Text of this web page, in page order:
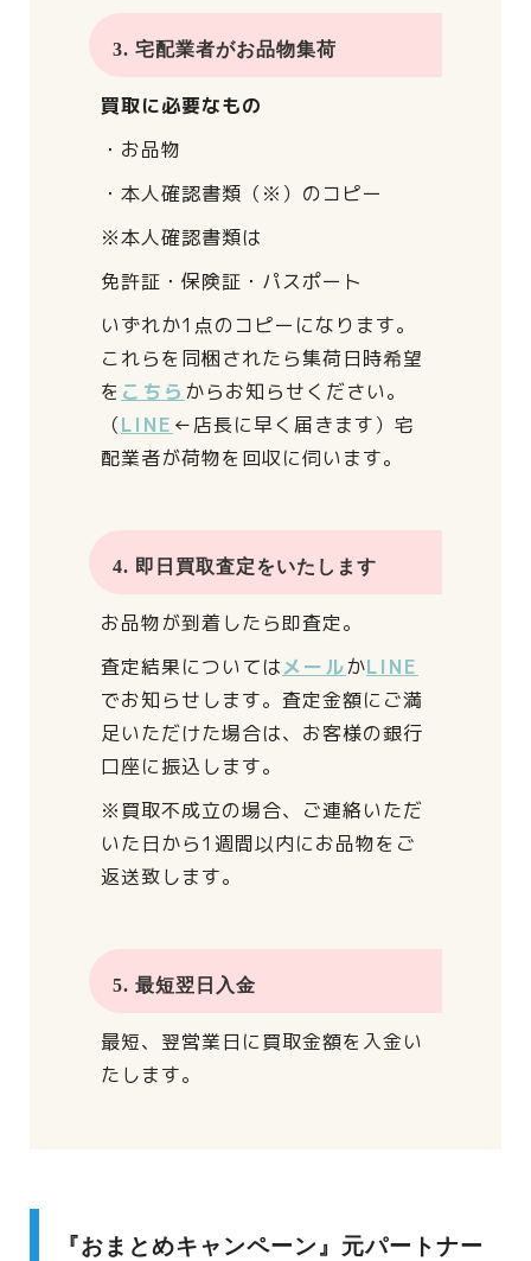
3. 宅配業者がお品物集荷
買取に必要なもの
・お品物
・本人確認書類（※）のコピー
※本人確認書類は
免許証・保険証・パスポート
いずれか1点のコピーになります。
これらを同梱されたら集荷日時希望
を こちら からお知らせください。
（LINE ←店長に早く届きます） 宅
配業者が荷物を回収に伺います。
4. 即日買取査定をいたします
お品物が到着したら即査定。
査定結果についてはメールかLINE
でお知らせします。 査定金額にご満
足いただけた場合は、 お客様の銀行
口座に振込します。
※買取不成立の場合、 ご連絡いただ
いた日から1週間以内にお品物をご
返送致します。
5. 最短翌日入金
最短、翌営業日に買取金額を入金い
たします。
『おまとめキャンペーン』元パートナー